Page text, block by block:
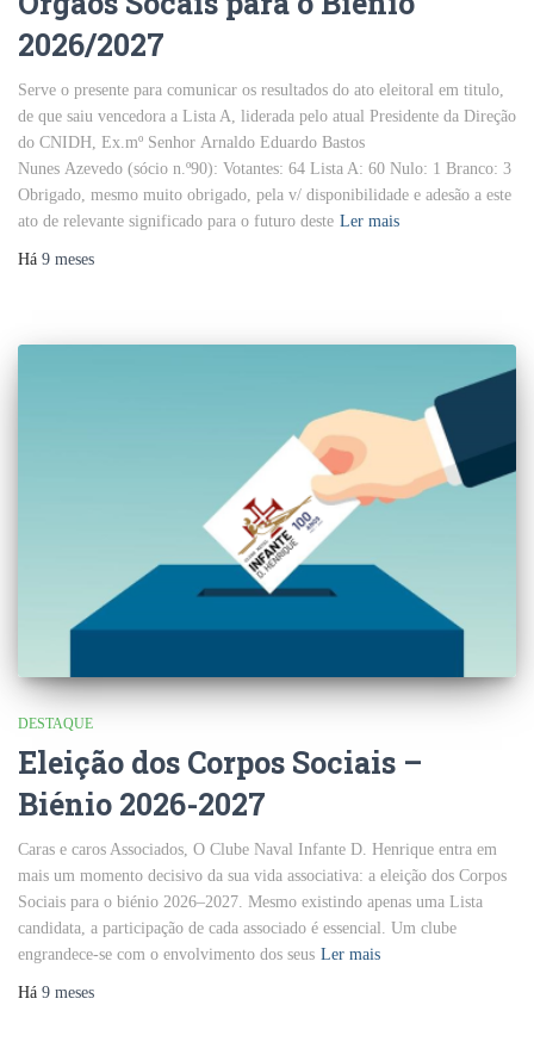
2026/2027
Serve o presente para comunicar os resultados do ato eleitoral em titulo,
de que saiu vencedora a Lista A, liderada pelo atual Presidente da Direção
do CNIDH, Ex.mº Senhor Arnaldo Eduardo Bastos
Nunes Azevedo (sócio n.º90): Votantes: 64 Lista A: 60 Nulo: 1 Branco: 3
Obrigado, mesmo muito obrigado, pela v/ disponibilidade e adesão a este
ato de relevante significado para o futuro deste Ler mais
Há 9 meses
DESTAQUE
Eleição dos Corpos Sociais –
Biénio 2026-2027
Caras e caros Associados, O Clube Naval Infante D. Henrique entra em
mais um momento decisivo da sua vida associativa: a eleição dos Corpos
Sociais para o biénio 2026–2027. Mesmo existindo apenas uma Lista
candidata, a participação de cada associado é essencial. Um clube
engrandece-se com o envolvimento dos seus Ler mais
Há 9 meses